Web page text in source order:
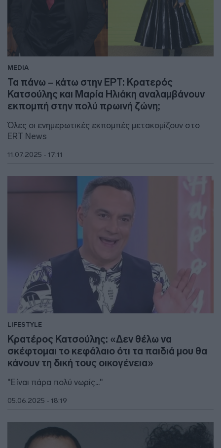
MEDIA
Τα πάνω – κάτω στην ΕΡΤ: Κρατερός
Κατσούλης και Μαρία Ηλιάκη αναλαμβάνουν
εκπομπή στην πολύ πρωινή ζώνη;
Όλες οι ενημερωτικές εκπομπές μετακομίζουν στο
ERT News
11.07.2025 - 17:11
LIFESTYLE
Κρατέρος Κατσούλης: «Δεν θέλω να
σκέφτομαι το κεφάλαιο ότι τα παιδιά μου θα
κάνουν τη δική τους οικογένεια»
"Είναι πάρα πολύ νωρίς..."
05.06.2025 - 18:19